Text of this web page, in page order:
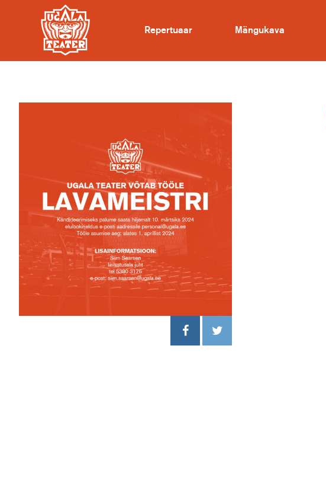
Repertuaar Mängukava